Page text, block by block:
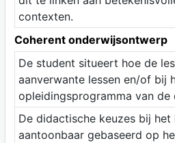
contexten.
Coherent onderwijsontwerp
De student situeert hoe de
aanverwante lessen en/of bij
opleidingsprogramma van de
De didactische keuzes bij
aantoonbaar gebaseerd op